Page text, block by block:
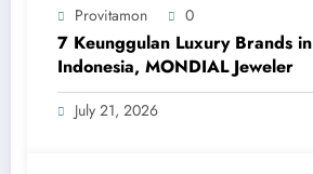
Provitamon 0
7 Keunggulan Luxury Brands in
Indonesia, MONDIAL Jeweler
July 21, 2026